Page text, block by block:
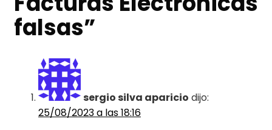
falsas”
sergio silva aparicio dijo:
25/08/2023 a las 18:16